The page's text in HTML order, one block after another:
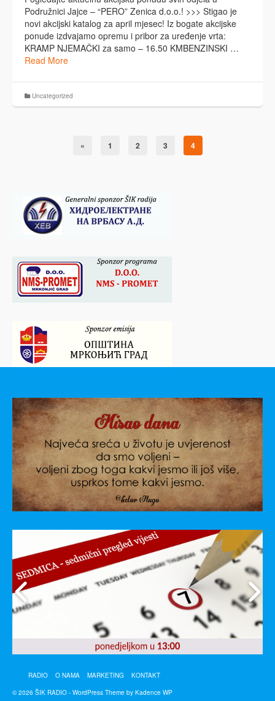
Podružnici Jajce – “PERO” Zenica d.o.o.! >>> Stigao je
novi akcijski katalog za april mjesec! Iz bogate akcijske
ponude izdvajamo opremu i pribor za uređenje vrta:
KRAMP NJEMAČKI za samo – 16.50 KMBENZINSKI …
Read More
Uncategorized
« 1 2 3 4
RADIO O NAMA MARKETING
KONTAKT
© 2026 ŠIK RADIO - WordPress Theme by Kadence WP